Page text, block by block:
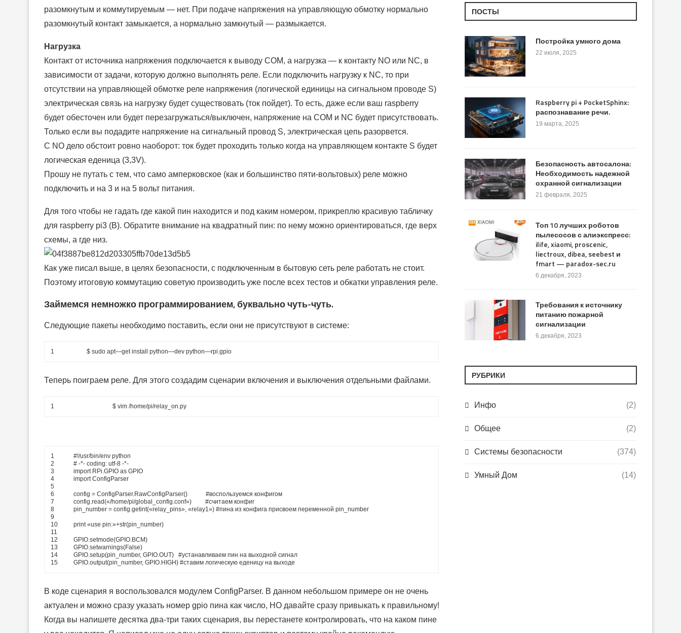
разомкнутым и коммутируемым — нет. При подаче напряжения на управляющую обмотку нормально
разомкнутый контакт замыкается, а нормально замкнутый — размыкается.
Нагрузка
Контакт от источника напряжения подключается к выводу COM, а нагрузка — к контакту NO или NC, в
зависимости от задачи, которую должно выполнять реле. Если подключить нагрузку к NC, то при
отсутствии на управляющей обмотке реле напряжения (логической единицы на сигнальном проводе S)
электрическая связь на нагрузку будет существовать (ток пойдет). То есть, даже если ваш raspberry
будет обесточен или будет перезагружаться/выключен, напряжение на COM и NC будет присутствовать.
Только если вы подадите напряжение на сигнальный провод S, электрическая цепь разорвется.
С NO дело обстоит ровно наоборот: ток будет проходить только когда на управляющем контакте S будет
логическая еденица (3,3V).
Прошу не путать с тем, что само амперковское (как и большинство пяти-вольтовых) реле можно
подключить и на 3 и на 5 вольт питания.
Для того чтобы не гадать где какой пин находится и под каким номером, прикреплю красивую табличку
для raspberry pi3 (B). Обратите внимание на квадратный пин: по нему можно ориентироваться, где верх
схемы, а где низ.
Как уже писал выше, в целях безопасности, с подключенным в бытовую сеть реле работать не стоит.
Поэтому итоговую коммутацию советую производить уже после всех тестов и обкатки управления реле.
Займемся немножко программированием, буквально чуть-чуть.
Следующие пакеты необходимо поставить, если они не присутствуют в системе:
1 $ sudo apt—get install python—dev python—rpi.gpio
Теперь поиграем реле. Для этого создадим сценарии включения и выключения отдельными файлами.
1 $ vim /home/pi/relay_on.py
1
2
3
4
5
6
7
8
9
10
11
12
13
14
15
#!/usr/bin/env python
# -*- coding: utf-8 -*-
import RPi GPIO as GPIO
import ConfigParser
config = ConfigParser. RawConfigParser()
#воспользуемся конфигом
config read(«/home/pi/global_config.conf»)
#считаем конфиг
pin_number = config getint(«relay_pins» «relay1») #пина из конфига присвоем переменной pin_number
print «use pin:»+str(pin_number)
GPIO setmode(GPIO BCM)
GPIO setwarnings(False)
GPIO setup(pin_number, GPIO OUT)
#устанавливаем пин на выходной сигнал
GPIO output(pin_number, GPIO HIGH) #ставим логическую еденицу на выходе
В коде сценария я воспользовался модулем ConfigParser. В данном небольшом примере он не очень
актуален и можно сразу указать номер gpio пина как число, НО давайте сразу привыкать к правильному!
Когда вы напишете десятка два-три таких сценария, вы перестанете контролировать, что на каком пине
ПОСТЫ
Постройка умного дома
22 июля, 2025
Raspberry pi + PocketSphinx:
распознавание речи.
19 марта, 2025
Безопасность автосалона:
Необходимость надежной
охранной сигнализации
21 февраля, 2025
Топ 10 лучших роботов
пылесосов с алиэкспресс:
ilife, xiaomi, proscenic,
liectroux, dibea, seebest и
fmart — paradox-sec.ru
6 декабря, 2023
Требования к источнику
питанию пожарной
сигнализации
6 декабря, 2023
РУБРИКИ
Инфо (2)
Общее (2)
Системы безопасности (374)
Умный Дом (14)